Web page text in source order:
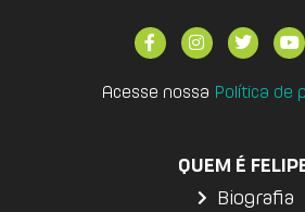
Acesse nossa Política de
QUEM É
Biografia